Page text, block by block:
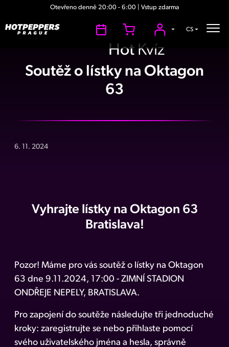
CS
Otevřeno denně 20:00 - 6:00 | Vstup zdarma
Hot Kvíz
Soutěž o lístky na Oktagon
63
6. 11. 2024
Vyhrajte lístky na Oktagon 63
Bratislava!
Pozor! Máme pro vás soutěž o lístky na Oktagon
63 dne 9.11.2024, 17:00 - ZIMNÍ STADION
ONDŘEJE NEPELY, BRATISLAVA.
Pro zapojení do soutěže následujte tři jednoduché
kroky: zaregistrujte se nebo přihlaste pomocí
svého uživatelského jména a hesla, správně